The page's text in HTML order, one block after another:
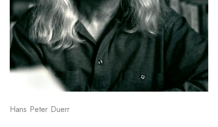
Hans Peter Duerr